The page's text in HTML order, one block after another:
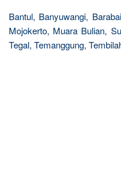
Bantul, Banyuwangi,
Mojokerto, Muara Bulian,
Tegal, Temanggung,